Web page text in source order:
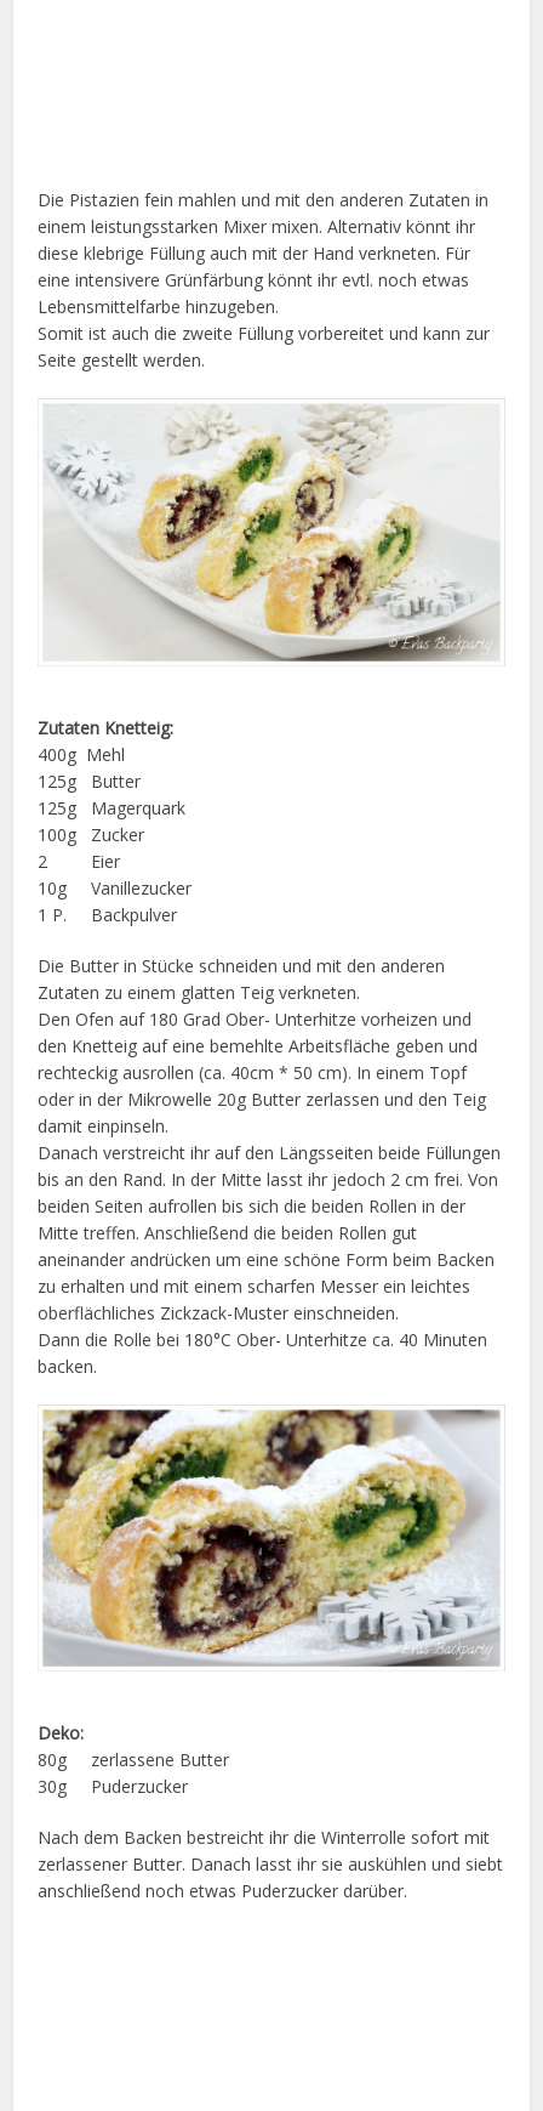
Die Pistazien fein mahlen und mit den anderen Zutaten in
einem leistungsstarken Mixer mixen. Alternativ könnt ihr
diese klebrige Füllung auch mit der Hand verkneten. Für
eine intensivere Grünfärbung könnt ihr evtl. noch etwas
Lebensmittelfarbe hinzugeben.
Somit ist auch die zweite Füllung vorbereitet und kann zur
Seite gestellt werden.
Zutaten Knetteig:
400g Mehl
125g Butter
125g Magerquark
100g Zucker
2 Eier
10g Vanillezucker
1 P. Backpulver
Die Butter in Stücke schneiden und mit den anderen
Zutaten zu einem glatten Teig verkneten.
Den Ofen auf 180 Grad Ober- Unterhitze vorheizen und
den Knetteig auf eine bemehlte Arbeitsfläche geben und
rechteckig ausrollen (ca. 40cm * 50 cm). In einem Topf
oder in der Mikrowelle 20g Butter zerlassen und den Teig
damit einpinseln.
Danach verstreicht ihr auf den Längsseiten beide Füllungen
bis an den Rand. In der Mitte lasst ihr jedoch 2 cm frei. Von
beiden Seiten aufrollen bis sich die beiden Rollen in der
Mitte treffen. Anschließend die beiden Rollen gut
aneinander andrücken um eine schöne Form beim Backen
zu erhalten und mit einem scharfen Messer ein leichtes
oberflächliches Zickzack-Muster einschneiden.
Dann die Rolle bei 180°C Ober- Unterhitze ca. 40 Minuten
backen.
Deko:
80g zerlassene Butter
30g Puderzucker
Nach dem Backen bestreicht ihr die Winterrolle sofort mit
zerlassener Butter. Danach lasst ihr sie auskühlen und siebt
anschließend noch etwas Puderzucker darüber.